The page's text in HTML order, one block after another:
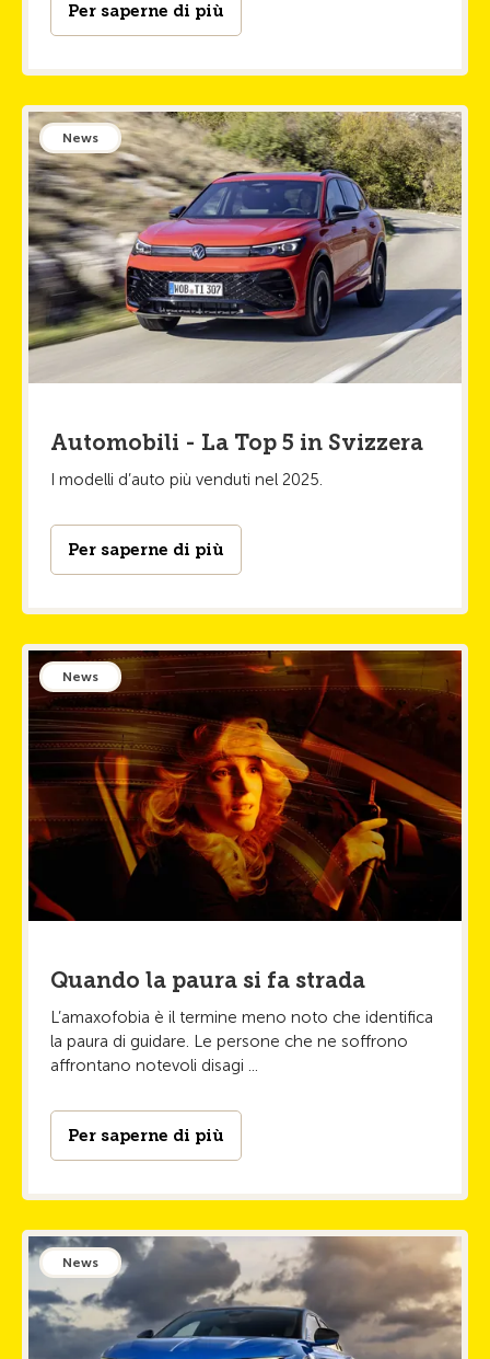
Per saperne di più
News
Automobili - La Top 5 in Svizzera
I modelli d’auto più venduti nel 2025.
Per saperne di più
News
Quando la paura si fa strada
L’amaxofobia è il termine meno noto che identifica
la paura di guidare. Le persone che ne soffrono
affrontano notevoli disagi ...
Per saperne di più
News